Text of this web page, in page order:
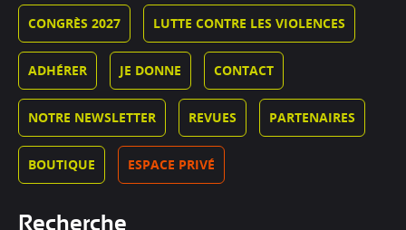
CONGRÈS 2027 LUTTE CONTRE LES VIOLENCES
ADHÉRER JE DONNE CONTACT
NOTRE NEWSLETTER REVUES PARTENAIRES
BOUTIQUE ESPACE PRIVÉ
Recherche